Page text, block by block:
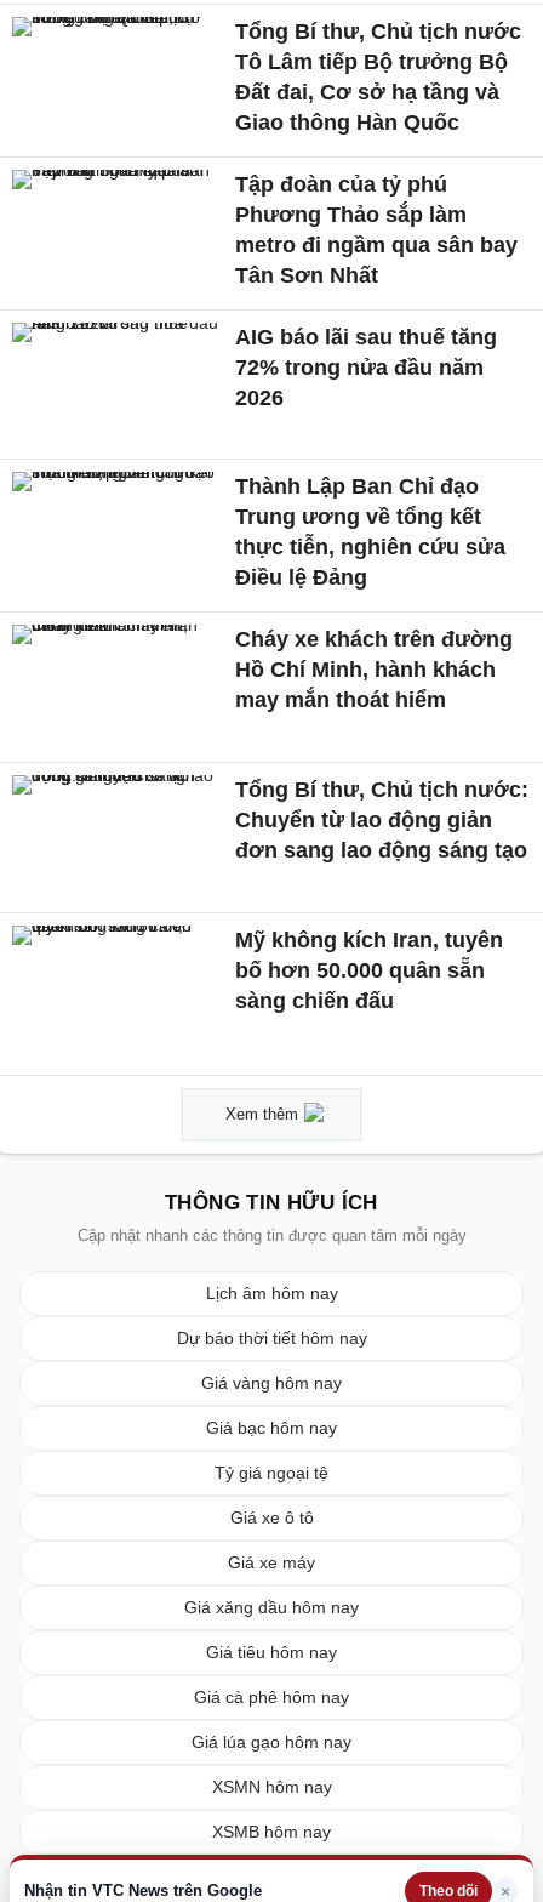
Nhận tin VTC News trên Google Theo dõi ×
Tổng Bí thư, Chủ tịch nước
Tô Lâm tiếp Bộ trưởng Bộ
Đất đai, Cơ sở hạ tầng và
Giao thông Hàn Quốc
Tập đoàn của tỷ phú
Phương Thảo sắp làm
metro đi ngầm qua sân bay
Tân Sơn Nhất
AIG báo lãi sau thuế tăng
72% trong nửa đầu năm
2026
Thành Lập Ban Chỉ đạo
Trung ương về tổng kết
thực tiễn, nghiên cứu sửa
Điều lệ Đảng
Cháy xe khách trên đường
Hồ Chí Minh, hành khách
may mắn thoát hiểm
Tổng Bí thư, Chủ tịch nước:
Chuyển từ lao động giản
đơn sang lao động sáng tạo
Mỹ không kích Iran, tuyên
bố hơn 50.000 quân sẵn
sàng chiến đấu
Xem thêm
THÔNG TIN HỮU ÍCH
Cập nhật nhanh các thông tin được quan tâm mỗi ngày
Lịch âm hôm nay
Dự báo thời tiết hôm nay
Giá vàng hôm nay
Giá bạc hôm nay
Tỷ giá ngoại tệ
Giá xe ô tô
Giá xe máy
Giá xăng dầu hôm nay
Giá tiêu hôm nay
Giá cà phê hôm nay
Giá lúa gạo hôm nay
XSMN hôm nay
XSMB hôm nay